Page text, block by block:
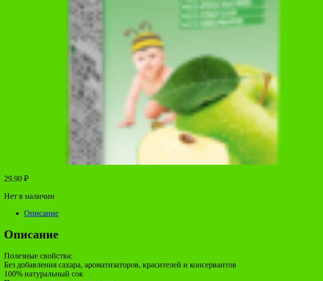
29.90 ₽
Нет в наличии
Описание
Описание
Полезные свойства:
Без добавления сахара, ароматизаторов, красителей и консервантов
100% натуральный сок